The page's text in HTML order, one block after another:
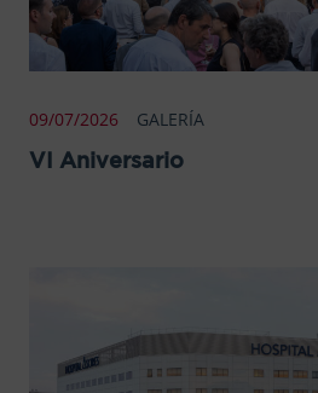
09/07/2026 GALERÍA
VI Aniversario